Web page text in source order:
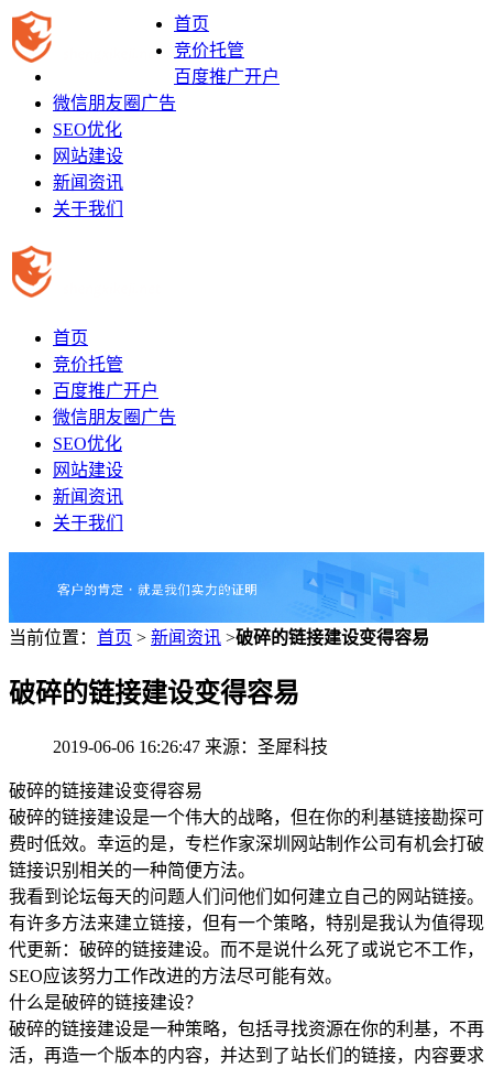
首页
竞价托管
百度推广开户
微信朋友圈广告
SEO优化
网站建设
新闻资讯
关于我们
首页
竞价托管
百度推广开户
微信朋友圈广告
SEO优化
网站建设
新闻资讯
关于我们
当前位置： 首页 > 新闻资讯 >破碎的链接建设变得容易
破碎的链接建设变得容易
2019-06-06 16:26:47 来源：圣犀科技
破碎的链接建设变得容易
破碎的链接建设是一个伟大的战略，但在你的利基链接勘探可
费时低效。幸运的是，专栏作家深圳网站制作公司有机会打破
链接识别相关的一种简便方法。
我看到论坛每天的问题人们问他们如何建立自己的网站链接。
有许多方法来建立链接，但有一个策略，特别是我认为值得现
代更新：破碎的链接建设。而不是说什么死了或说它不工作，
SEO应该努力工作改进的方法尽可能有效。
什么是破碎的链接建设？
破碎的链接建设是一种策略，包括寻找资源在你的利基，不再
活，再造一个版本的内容，并达到了站长们的链接，内容要求